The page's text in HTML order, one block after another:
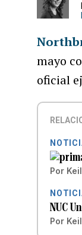
mayo
oficial
Por
NUC
Por